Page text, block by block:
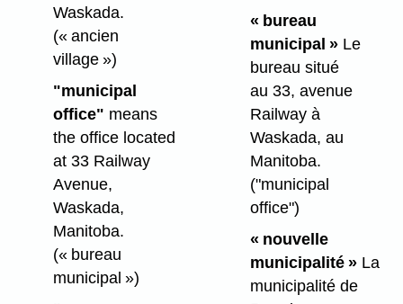
Waskada.
(« ancien
village »)
"municipal
office" means
the office located
at 33 Railway
Avenue,
Waskada,
Manitoba.
(« bureau
municipal »)
« bureau
municipal »Le
bureau situé
au 33, avenue
Railway à
Waskada, au
Manitoba.
("municipal
office")
« nouvelle
municipalité »La
municipalité de